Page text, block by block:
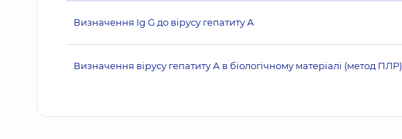
Визначення Ig G до вірусу гепатиту А
Визначення вірусу гепатиту А в біологічному матеріалі (метод ПЛР)